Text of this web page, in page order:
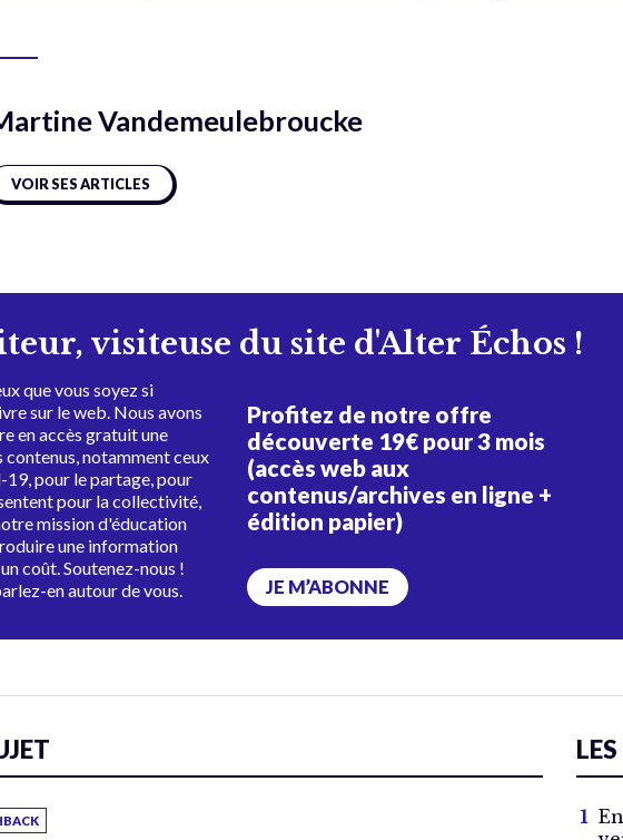
Vandemeulebroucke
VOIR SES ARTICLES
visiteuse du site d'Alter Échos !
que vous soyez si
sur le web. Nous avons
en accès gratuit une
contenus, notamment ceux
19, pour le partage, pour
pour la collectivité,
mission d'éducation
une information
coût. Soutenez-nous !
en autour de vous.
Profitez de notre offre
découverte 19€ pour 3 mois
(accès web aux
contenus/archives en ligne +
édition papier)
JE M’ABONNE